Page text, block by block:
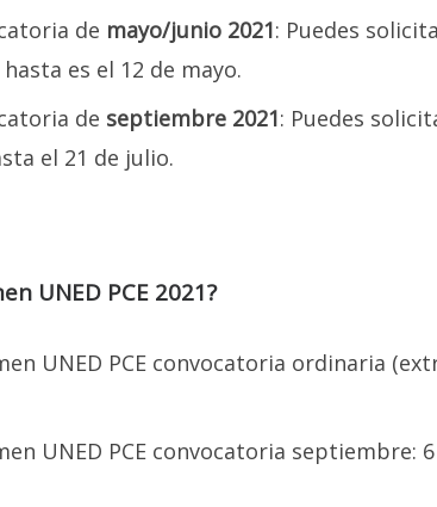
de mayo/junio 2021: Puedes
es el 12 de mayo.
de septiembre 2021: Puedes
el 21 de julio.
UNED PCE 2021?
UNED PCE convocatoria ordinaria
UNED PCE convocatoria septiembre:
¡ABIERTA LAS
EL CURSO
MAYO 2025
SELECTIVIDAD,
Para aquellos alumnos que deseen el
en Caracas, el interior del país o
Daremos Historia de España,